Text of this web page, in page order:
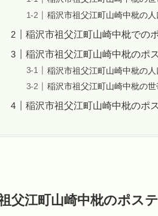
稲沢市祖父江町山崎中枇の人
稲沢市祖父江町山崎中枇での
稲沢市祖父江町山崎中枇のポ
稲沢市祖父江町山崎中枇の
稲沢市祖父江町山崎中枇の
稲沢市祖父江町山崎中枇のポ
父江町山崎中枇のポス